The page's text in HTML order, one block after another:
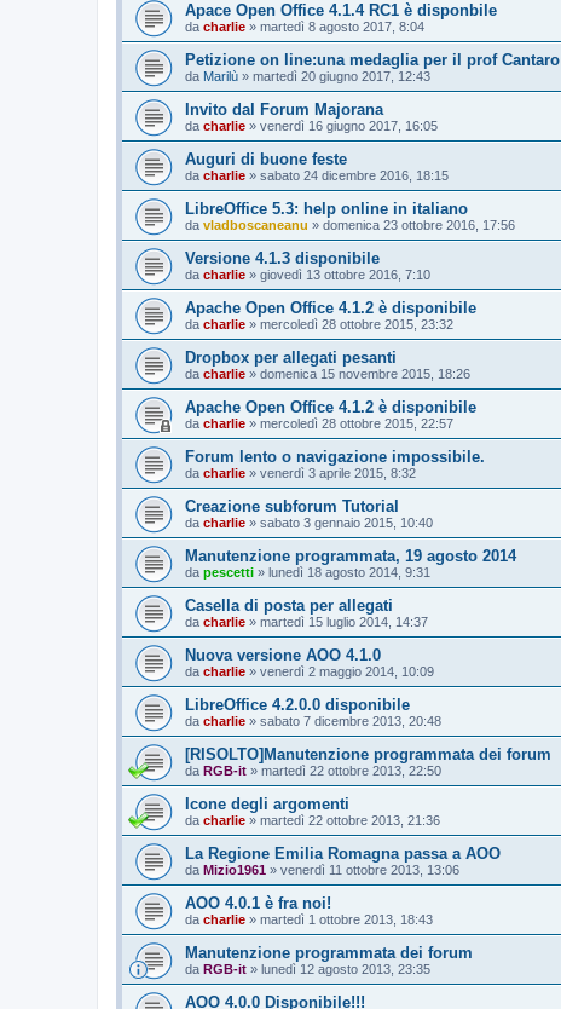
Apace Open Office 4.1.4 RC1 è disponbile
da charlie » martedì 8 agosto 2017, 8:04
Petizione on line:una medaglia per il prof Cantaro
da Marilù » martedì 20 giugno 2017, 12:43
Invito dal Forum Majorana
da charlie » venerdì 16 giugno 2017, 16:05
Auguri di buone feste
da charlie » sabato 24 dicembre 2016, 18:15
LibreOffice 5.3: help online in italiano
da vladboscaneanu » domenica 23 ottobre 2016, 17:56
Versione 4.1.3 disponibile
da charlie » giovedì 13 ottobre 2016, 7:10
Apache Open Office 4.1.2 è disponibile
da charlie » mercoledì 28 ottobre 2015, 23:32
Dropbox per allegati pesanti
da charlie » domenica 15 novembre 2015, 18:26
Apache Open Office 4.1.2 è disponibile
da charlie » mercoledì 28 ottobre 2015, 22:57
Forum lento o navigazione impossibile.
da charlie » venerdì 3 aprile 2015, 8:32
Creazione subforum Tutorial
da charlie » sabato 3 gennaio 2015, 10:40
Manutenzione programmata, 19 agosto 2014
da pescetti » lunedì 18 agosto 2014, 9:31
Casella di posta per allegati
da charlie » martedì 15 luglio 2014, 14:37
Nuova versione AOO 4.1.0
da charlie » venerdì 2 maggio 2014, 10:09
LibreOffice 4.2.0.0 disponibile
da charlie » sabato 7 dicembre 2013, 20:48
[RISOLTO]Manutenzione programmata dei forum
da RGB-it » martedì 22 ottobre 2013, 22:50
Icone degli argomenti
da charlie » martedì 22 ottobre 2013, 21:36
La Regione Emilia Romagna passa a AOO
da Mizio1961 » venerdì 11 ottobre 2013, 13:06
AOO 4.0.1 è fra noi!
da charlie » martedì 1 ottobre 2013, 18:43
Manutenzione programmata dei forum
da RGB-it » lunedì 12 agosto 2013, 23:35
AOO 4.0.0 Disponibile!!!